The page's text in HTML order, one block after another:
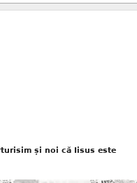
și noi că Iisus este